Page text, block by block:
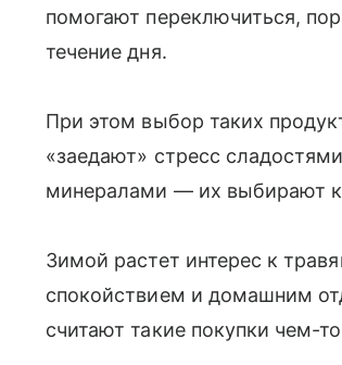
помогают переключиться,
течение дня.
При этом выбор таких
«заедают» стресс
минералами — их выбирают
Зимой растет интерес к
спокойствием и домашним
считают такие покупки чем-